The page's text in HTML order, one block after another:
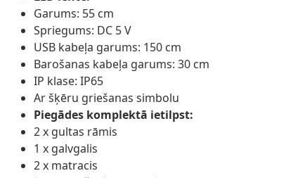
Garums: 55 cm
Spriegums: DC 5 V
USB kabeļa garums: 150 cm
Barošanas kabeļa garums: 30 cm
IP klase: IP65
Ar šķēru griešanas simbolu
Piegādes komplektā ietilpst:
2 x gultas rāmis
1 x galvgalis
2 x matracis